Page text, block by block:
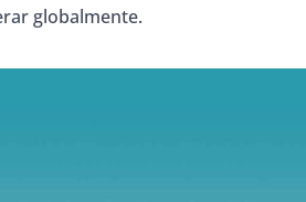
globalmente.